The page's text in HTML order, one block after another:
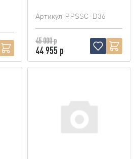
Артикул PPSSC-D36
45 000 р
44 955 р